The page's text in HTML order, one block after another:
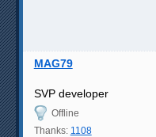
MAG79
SVP developer
Offline
Thanks: 1108